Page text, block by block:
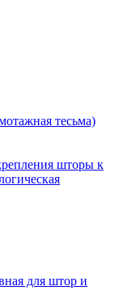
тесьма)
шторы к
для штор и